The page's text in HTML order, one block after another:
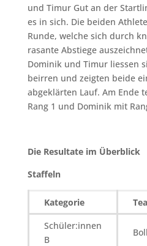
und Timur Gut an der
es in sich. Die beiden
Runde, welche sich durch
rasante Abstiege
Dominik und Timur liessen
beirren und zeigten beide
abgeklärten Lauf. Am Ende
Rang 1 und Dominik mit
Die Resultate im Überblick
Staffeln
Kategorie
Schüler:innen
B